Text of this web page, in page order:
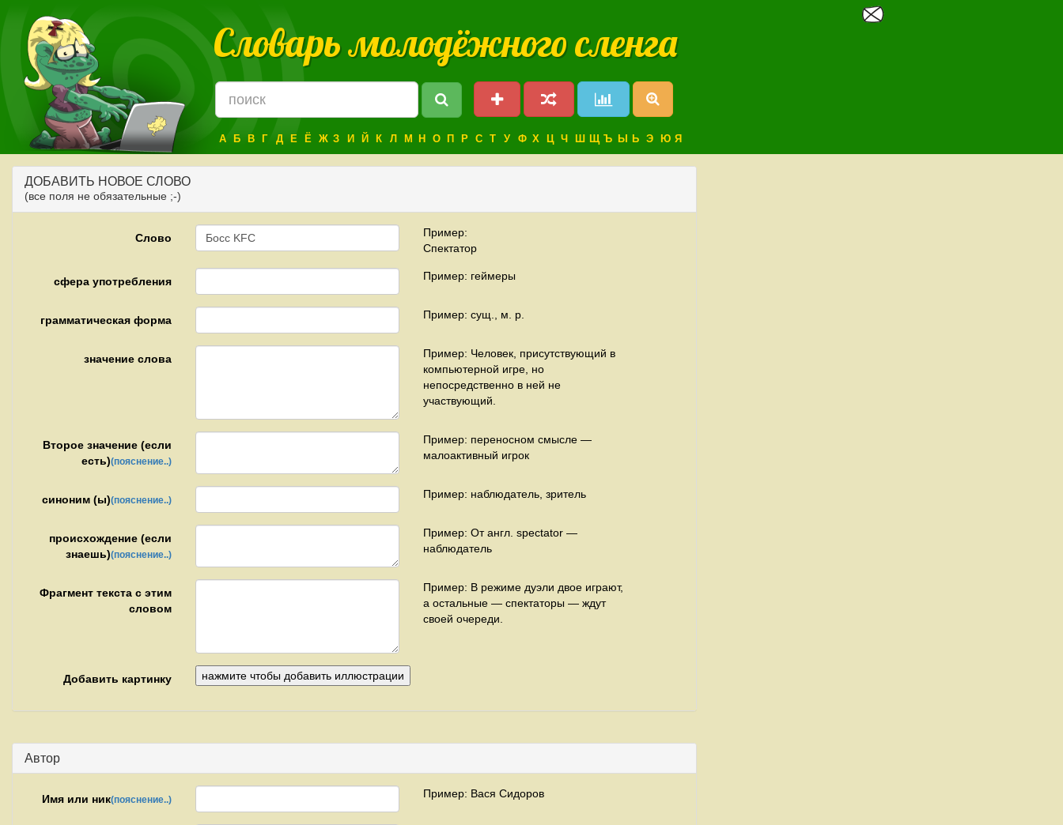
Словарь молодёжного сленга
А Б В Г Д Е Ё Ж З И Й К Л М Н О П Р С Т У Ф Х Ц Ч Ш Щ Ъ Ы Ь Э Ю Я
ДОБАВИТЬ НОВОЕ СЛОВО
(все поля не обязательные ;-)
Слово
Пример:
Спектатор
сфера употребления Пример: геймеры
грамматическая форма Пример: сущ., м. р.
значение слова
Пример: Человек, присутствующий в
компьютерной игре, но
непосредственно в ней не
участвующий.
Второе значение (если
есть)(пояснение..)
Пример: переносном смысле —
малоактивный игрок
синоним (ы)(пояснение..) Пример: наблюдатель, зритель
происхождение (если
знаешь)(пояснение..)
Пример: От англ. spectator —
наблюдатель
Фрагмент текста с этим
словом
Пример: В режиме дуэли двое играют,
а остальные — спектаторы — ждут
своей очереди.
Добавить картинку
Автор
Имя или ник(пояснение..) Пример: Вася Сидоров